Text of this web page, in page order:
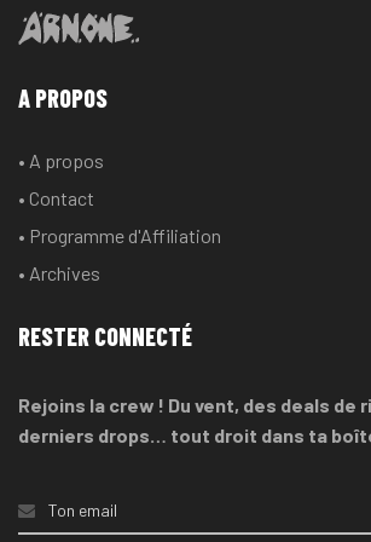
A PROPOS
• A propos
• Contact
• Programme d'Affiliation
• Archives
RESTER CONNECTÉ
Rejoins la crew ! Du vent, des deals de
derniers drops… tout droit dans ta